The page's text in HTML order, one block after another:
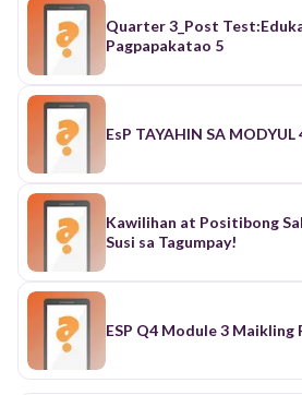
Quarter 3_Post
Pagpapakatao 5
EsP TAYAHIN SA
Kawilihan at Positibong
Susi sa Tagumpay!
ESP Q4 Module 3